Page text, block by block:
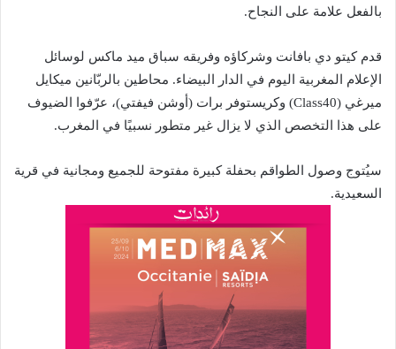
بالفعل علامة على النجاح.
قدم كيتو دي بافانت وشركاؤه وفريقه سباق ميد ماكس لوسائل
الإعلام المغربية اليوم في الدار البيضاء. محاطين بالربّانين ميكايل
ميرغي (Class40) وكريستوفر برات (أوشن فيفتي)، عرّفوا الضيوف
على هذا التخصص الذي لا يزال غير متطور نسبيًا في المغرب.
سيُتوج وصول الطواقم بحفلة كبيرة مفتوحة للجميع ومجانية في قرية
السعيدية.